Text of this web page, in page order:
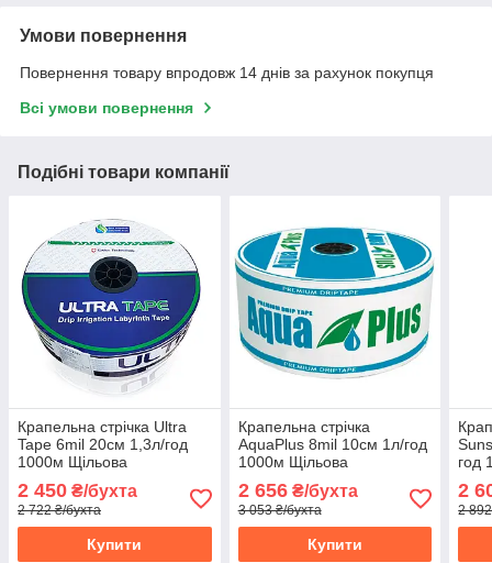
Умови повернення
Повернення товару впродовж 14 днів за рахунок покупця
Всі умови повернення
Подібні товари компанії
Крапельна стрічка Ultra
Tape 6mil 20см 1,3л/год
1000м Щільова
2 450 ₴/бухта
2 722 ₴/бухта
Купити
Крапельна стрічка
AquaPlus 8mil 10см 1л/год
1000м Щільова
2 656₴/бухта
3 053 ₴/бухта
Купити
год
2
2